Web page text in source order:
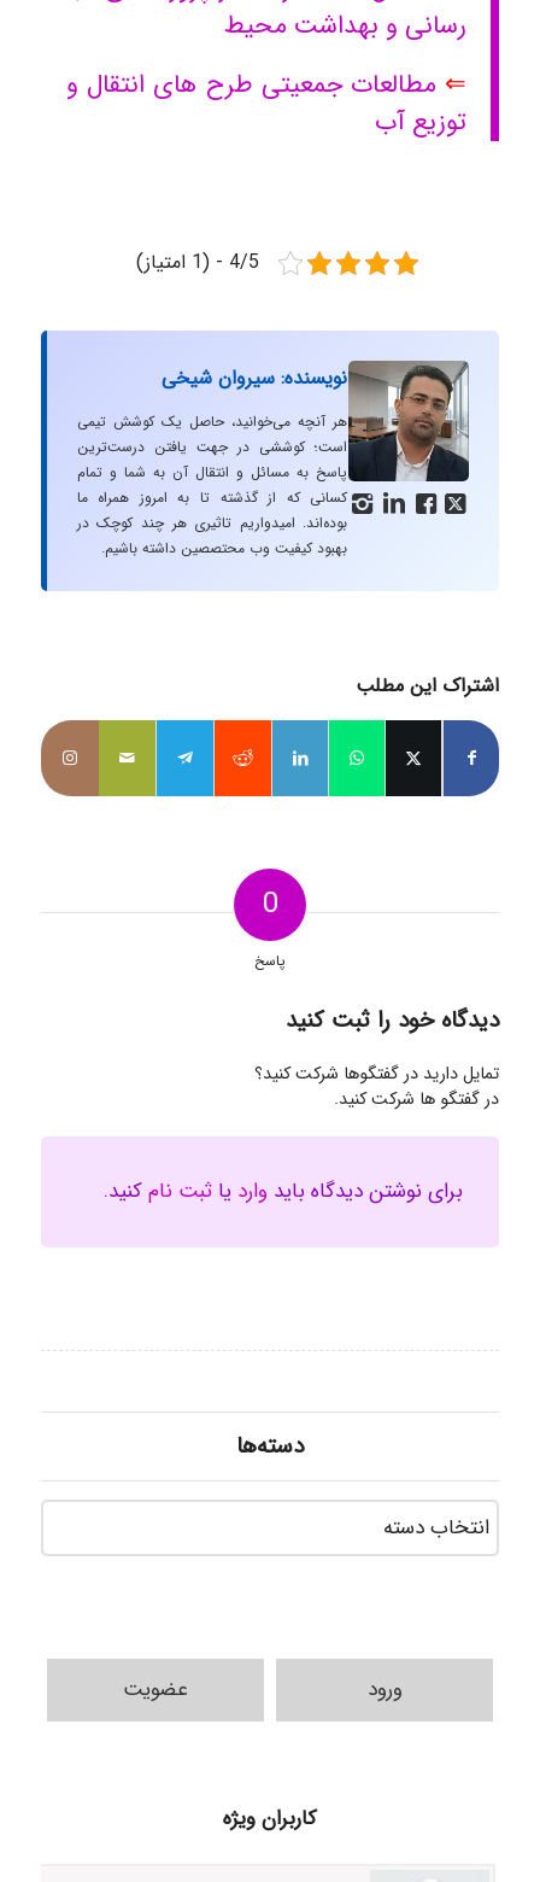
رسانی و بهداشت محیط
⇐ مطالعات جمعیتی طرح های انتقال و
توزیع آب
4/5 - (1 امتیاز)
   
نویسنده: سیروان شیخی
هر آنچه می‌خوانید، حاصل یک کوشش تیمی
است؛ کوششی در جهت یافتن درست‌ترین
پاسخ به مسائل و انتقال آن به شما و تمام
کسانی که از گذشته تا به امروز همراه ما
بوده‌اند. امیدواریم تاثیری هر چند کوچک در
بهبود کیفیت وب محتصصین داشته باشیم.
اشتراک این مطلب
0
پاسخ
دیدگاه خود را ثبت کنید
تمایل دارید در گفتگوها شرکت کنید؟
در گفتگو ها شرکت کنید.
برای نوشتن دیدگاه باید وارد یا ثبت نامکنید.
دسته‌ها
ورود عضویت
کاربران ویژه